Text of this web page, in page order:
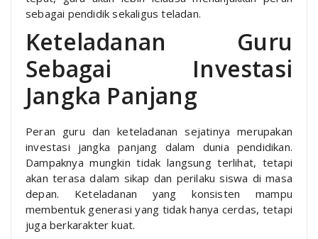
sebagai pendidik sekaligus teladan.
Keteladanan Guru
Sebagai Investasi
Jangka Panjang
Peran guru dan keteladanan sejatinya merupakan
investasi jangka panjang dalam dunia pendidikan.
Dampaknya mungkin tidak langsung terlihat, tetapi
akan terasa dalam sikap dan perilaku siswa di masa
depan. Keteladanan yang konsisten mampu
membentuk generasi yang tidak hanya cerdas, tetapi
juga berkarakter kuat.